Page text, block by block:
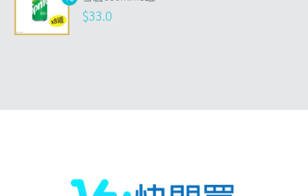
$33.0